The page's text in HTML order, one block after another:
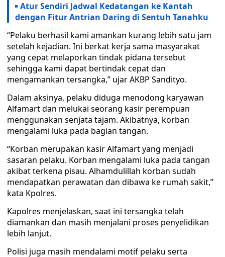
Atur Sendiri Jadwal Kedatangan ke Kantah
dengan Fitur Antrian Daring di Sentuh Tanahku
“Pelaku berhasil kami amankan kurang lebih satu jam
setelah kejadian. Ini berkat kerja sama masyarakat
yang cepat melaporkan tindak pidana tersebut
sehingga kami dapat bertindak cepat dan
mengamankan tersangka,” ujar AKBP Sandityo.
Dalam aksinya, pelaku diduga menodong karyawan
Alfamart dan melukai seorang kasir perempuan
menggunakan senjata tajam. Akibatnya, korban
mengalami luka pada bagian tangan.
“Korban merupakan kasir Alfamart yang menjadi
sasaran pelaku. Korban mengalami luka pada tangan
akibat terkena pisau. Alhamdulillah korban sudah
mendapatkan perawatan dan dibawa ke rumah sakit,”
kata Kpolres.
Kapolres menjelaskan, saat ini tersangka telah
diamankan dan masih menjalani proses penyelidikan
lebih lanjut.
Polisi juga masih mendalami motif pelaku serta